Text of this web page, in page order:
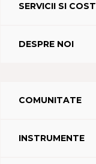
SERVICII SI
DESPRE NOI
COMUNITATE
INSTRUMENTE